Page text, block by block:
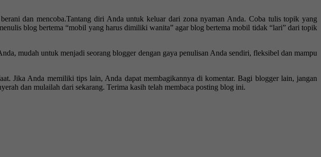
dan mencoba.Tantang diri Anda untuk keluar dari zona nyaman Anda. Coba tulis topik yang
blog bertema “mobil yang harus dimiliki wanita” agar blog bertema mobil tidak “lari” dari topik
mudah untuk menjadi seorang blogger dengan gaya penulisan Anda sendiri, fleksibel dan mampu
Jika Anda memiliki tips lain, Anda dapat membagikannya di komentar. Bagi blogger lain, jangan
dan mulailah dari sekarang. Terima kasih telah membaca posting blog ini.